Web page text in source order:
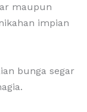
maupun
impian
bunga segar